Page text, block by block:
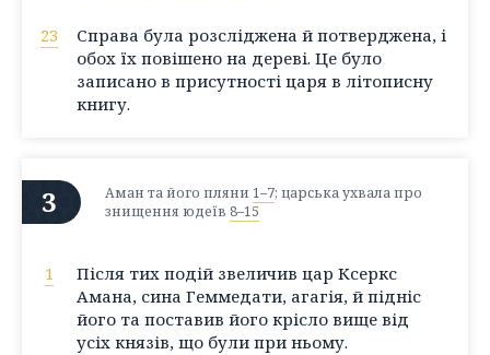
23
Справа була розсліджена й потверджена, і
обох їх повішено на дереві. Це було
записано в присутності царя в літописну
книгу.
3 Аман та його пляни 1–7; царська ухвала про
знищення юдеїв 8–15
1
Після тих подій звеличив цар Ксеркс
Амана, сина Геммедати, агагія, й підніс
його та поставив його крісло вище від
усіх князів, що були при ньому.